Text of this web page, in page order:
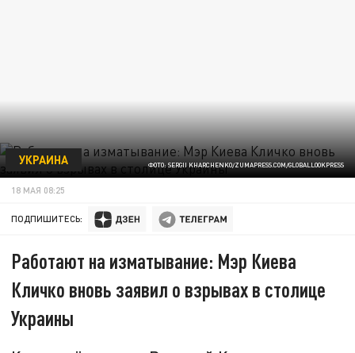
ФОТО: SERGII KHARCHENKO/ZUMAPRESS.COM/GLOBALLOOKPRESS
УКРАИНА
18 МАЯ 08:25
ПОДПИШИТЕСЬ:
Работают на изматывание: Мэр Киева
Кличко вновь заявил о взрывах в столице
Украины